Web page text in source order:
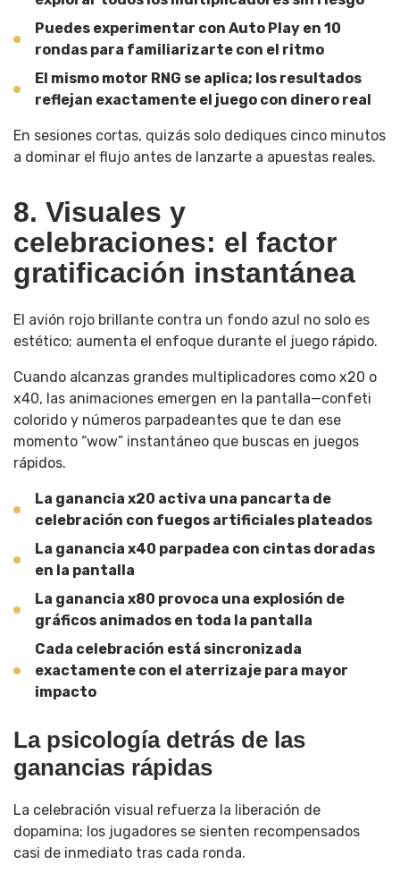
Puedes experimentar con Auto Play en 10
rondas para familiarizarte con el ritmo
El mismo motor RNG se aplica; los resultados
reflejan exactamente el juego con dinero real
En sesiones cortas, quizás solo dediques cinco minutos
a dominar el flujo antes de lanzarte a apuestas reales.
8. Visuales y
celebraciones: el factor
gratificación instantánea
El avión rojo brillante contra un fondo azul no solo es
estético; aumenta el enfoque durante el juego rápido.
Cuando alcanzas grandes multiplicadores como x20 o
x40, las animaciones emergen en la pantalla—confeti
colorido y números parpadeantes que te dan ese
momento “wow” instantáneo que buscas en juegos
rápidos.
La ganancia x20 activa una pancarta de
celebración con fuegos artificiales plateados
La ganancia x40 parpadea con cintas doradas
en la pantalla
La ganancia x80 provoca una explosión de
gráficos animados en toda la pantalla
Cada celebración está sincronizada
exactamente con el aterrizaje para mayor
impacto
La psicología detrás de las
ganancias rápidas
La celebración visual refuerza la liberación de
dopamina; los jugadores se sienten recompensados
casi de inmediato tras cada ronda.